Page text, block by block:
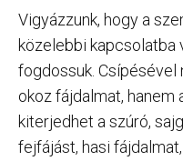
Vigyázzunk, hogy a
közelebbi kapcsolatba
fogdossuk.
okoz fájdalmat,
kiterjedhet a szúró,
fejfájást, hasi